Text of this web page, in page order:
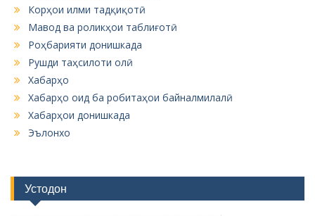
Корҳои илми тадқиқотӣ
Мавод ва роликҳои таблиғотӣ
Роҳбарияти донишкада
Рушди таҳсилоти олӣ
Хабарҳо
Хабарҳо оид ба робитаҳои байналмилалӣ
Хабарҳои донишкада
Эълонхо
Устодон